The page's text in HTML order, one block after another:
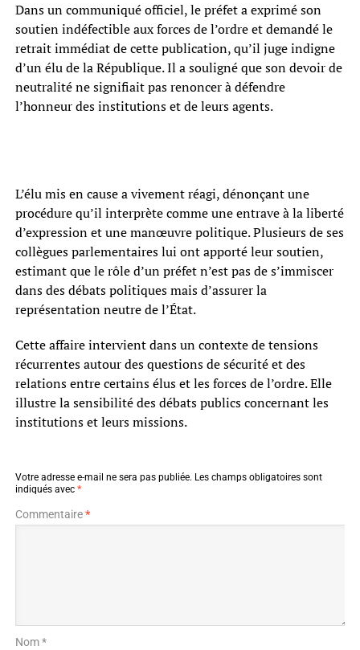
Dans un communiqué officiel, le préfet a exprimé son
soutien indéfectible aux forces de l’ordre et demandé le
retrait immédiat de cette publication, qu’il juge indigne
d’un élu de la République. Il a souligné que son devoir de
neutralité ne signifiait pas renoncer à défendre
l’honneur des institutions et de leurs agents.
L’élu mis en cause a vivement réagi, dénonçant une
procédure qu’il interprète comme une entrave à la liberté
d’expression et une manœuvre politique. Plusieurs de ses
collègues parlementaires lui ont apporté leur soutien,
estimant que le rôle d’un préfet n’est pas de s’immiscer
dans des débats politiques mais d’assurer la
représentation neutre de l’État.
Cette affaire intervient dans un contexte de tensions
récurrentes autour des questions de sécurité et des
relations entre certains élus et les forces de l’ordre. Elle
illustre la sensibilité des débats publics concernant les
institutions et leurs missions.
Votre adresse e-mail ne sera pas publiée. Les champs obligatoires sont
indiqués avec *
Commentaire*
Nom *